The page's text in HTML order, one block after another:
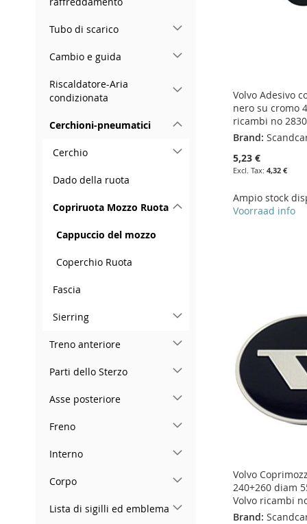
Volvo Adesivo
nero su cromo
ricambi no
Brand:
5,23 €
4,32 €
Ampio stock
Voorraad info
Add to Cart
ADD
ADD
TO
WISH
LIST
ADD
TO
COMPARE
Add to Cart
ADD
Add to Cart
ADD
Volvo
240+260 diam
Volvo ricambi
Brand:
Tubo di scarico
Cambio e guida
Riscaldatore-Aria
condizionata
Cerchioni-pneumatici
Cerchio
Dado della ruota
Copriruota Mozzo Ruota
Cappuccio del mozzo
Coperchio Ruota
Fascia
Sierring
Treno anteriore
Parti dello Sterzo
Asse posteriore
Freno
Interno
Corpo
Lista di sigilli ed emblema